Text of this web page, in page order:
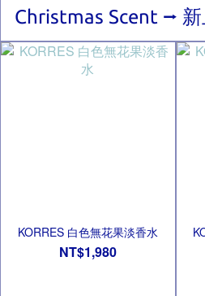
Christmas Scent ⭢
KORRES 白色無花果淡香水
NT$1,980